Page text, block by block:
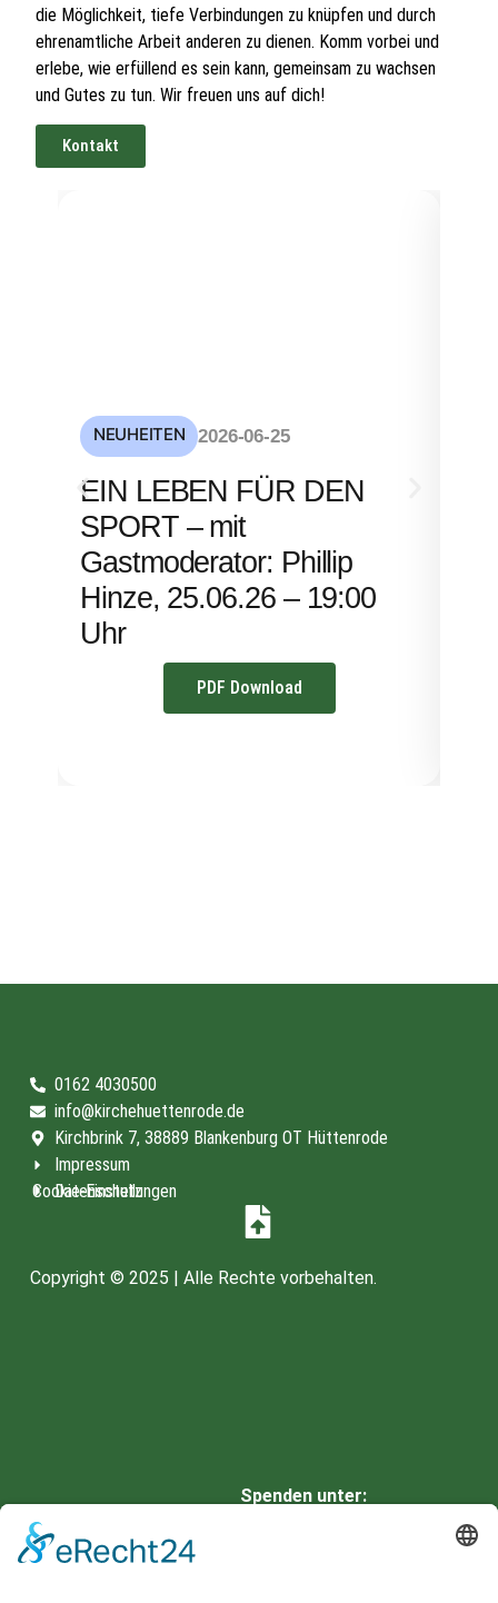
die Möglichkeit, tiefe Verbindungen zu knüpfen und durch
ehrenamtliche Arbeit anderen zu dienen. Komm vorbei und
erlebe, wie erfüllend es sein kann, gemeinsam zu wachsen
und Gutes zu tun. Wir freuen uns auf dich!
Kontakt
NEUHEITEN 2026-06-25
EIN LEBEN FÜR DEN
SPORT – mit
Gastmoderator: Phillip
Hinze, 25.06.26 – 19:00
Uhr
PDF Download
Copyright © 2025 | Alle Rechte vorbehalten.
0162 4030500
info@kirchehuettenrode.de
Kirchbrink 7, 38889 Blankenburg OT Hüttenrode
Impressum
Datenschutz
Cookie-Einstellungen
Spenden unter: